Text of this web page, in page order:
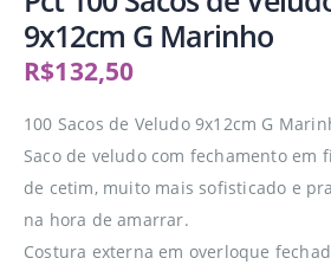
9x12cm G Marinho
R$132,50
100 Sacos de Veludo 9x12cm G
Saco de veludo com fechamento em
de cetim, muito mais sofisticado e
na hora de amarrar.
Costura externa em overloque